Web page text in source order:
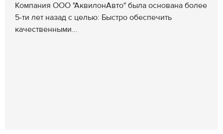
Компания ООО "АквилонАвто" была основана более
5-ти лет назад с целью: Быстро обеспечить
качественными...